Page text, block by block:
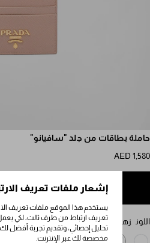
إشعار ملفات تعريف
يستخدم هذا الموقع ملفات تعريف
تعريف ارتباط من طرف ثالث، لكي
تحليل إحصائي، وتقديم تجربة أفضل
مخصصة لك عبر الإنترنت.
مرر للمزيد من
حاملة بطاقات من جلد "سافيانو"
AED 1,580
إضافة إلى حقيبة
اللون زهري مسحوق